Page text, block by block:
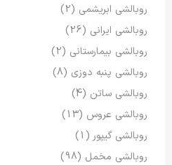
روبالشی ابریشمی (2)
روبالشی ایرانی (26)
روبالشی بیمارستانی (2)
روبالشی پنبه دوزی (8)
روبالشی ساتن (4)
روبالشی عروس (13)
روبالشی گیپور (1)
روبالشی مخمل (98)